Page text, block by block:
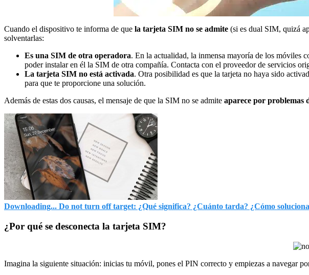
Cuando el dispositivo te informa de que la tarjeta SIM no se admite (si es dual SIM, quizá
solventarlas:
Es una SIM de otra operadora. En la actualidad, la inmensa mayoría de los móviles
poder instalar en él la SIM de otra compañía. Contacta con el proveedor de servicios
La tarjeta SIM no está activada. Otra posibilidad es que la tarjeta no haya sido
para que te proporcione una solución.
Además de estas dos causas, el mensaje de que la SIM no se admite aparece por problemas
Downloading... Do not turn off target: ¿Qué significa? ¿Cuánto tarda? ¿Cómo
¿Por qué se desconecta la tarjeta SIM?
Imagina la siguiente situación: inicias tu móvil, pones el PIN correcto y empiezas a navegar